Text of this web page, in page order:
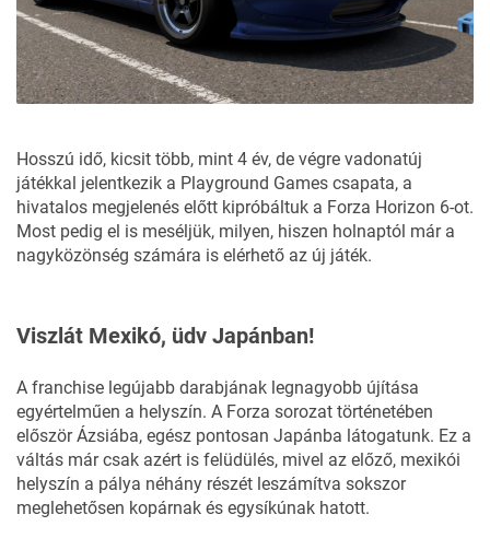
Hosszú idő, kicsit több, mint 4 év, de végre vadonatúj
játékkal jelentkezik a Playground Games csapata, a
hivatalos megjelenés előtt kipróbáltuk a Forza Horizon 6-ot.
Most pedig el is meséljük, milyen, hiszen holnaptól már a
nagyközönség számára is elérhető az új játék.
Viszlát Mexikó, üdv Japánban!
A franchise legújabb darabjának legnagyobb újítása
egyértelműen a helyszín. A Forza sorozat történetében
először Ázsiába, egész pontosan Japánba látogatunk. Ez a
váltás már csak azért is felüdülés, mivel az előző, mexikói
helyszín a pálya néhány részét leszámítva sokszor
meglehetősen kopárnak és egysíkúnak hatott.